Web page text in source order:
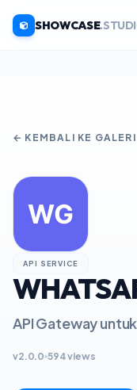
SHOWCASE
← KEMBALI KE GALERI
API SERVICE
API Gateway
v2.0.0 594 views